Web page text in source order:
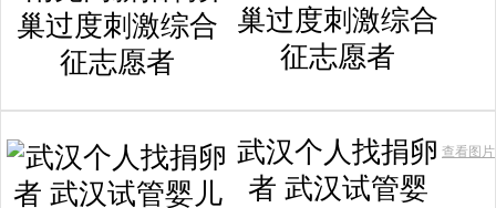
巢过度刺激综合
征志愿者
武汉个人找捐卵
者 武汉试管婴
查看图片